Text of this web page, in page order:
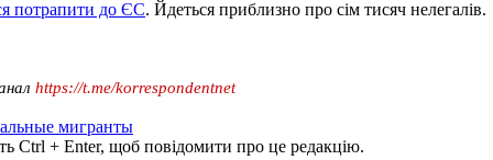
потрапити до ЄС. Йдеться приблизно про сім тисяч нелегалів.
https://t.me/korrespondentnet
мигранты
Ctrl + Enter, щоб повідомити про це редакцію.